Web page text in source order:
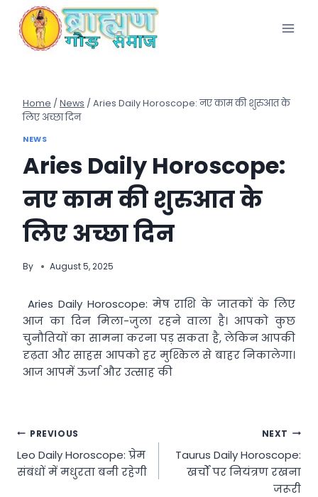
content
Home / News / Aries Daily Horoscope: नए काम की शुरुआत के
लिए अच्छा दिन
NEWS
Aries Daily Horoscope:
नए काम की शुरुआत के
लिए अच्छा दिन
By August 5, 2025
Aries Daily Horoscope: मेष राशि के जातकों के लिए
आज का दिन मिला-जुला रहने वाला है। आपको कुछ
चुनौतियों का सामना करना पड़ सकता है, लेकिन आपकी
दृढ़ता और साहस आपको हर मुश्किल से बाहर निकालेगा।
आज आपमें ऊर्जा और उत्साह की
Post
navigation
PREVIOUS
Leo Daily Horoscope: प्रेम
संबंधों में मधुरता बनी रहेगी
NEXT
Taurus Daily Horoscope:
खर्चों पर नियंत्रण रखना
जरूरी